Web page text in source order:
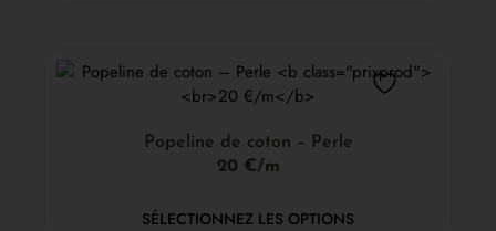
Popeline de coton – Perle
20 €/m
SÉLECTIONNEZ LES OPTIONS